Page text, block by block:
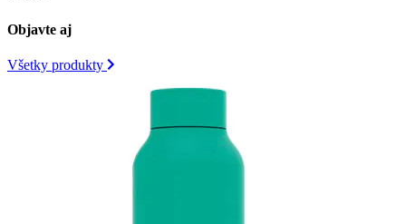
Objavte aj
Všetky produkty